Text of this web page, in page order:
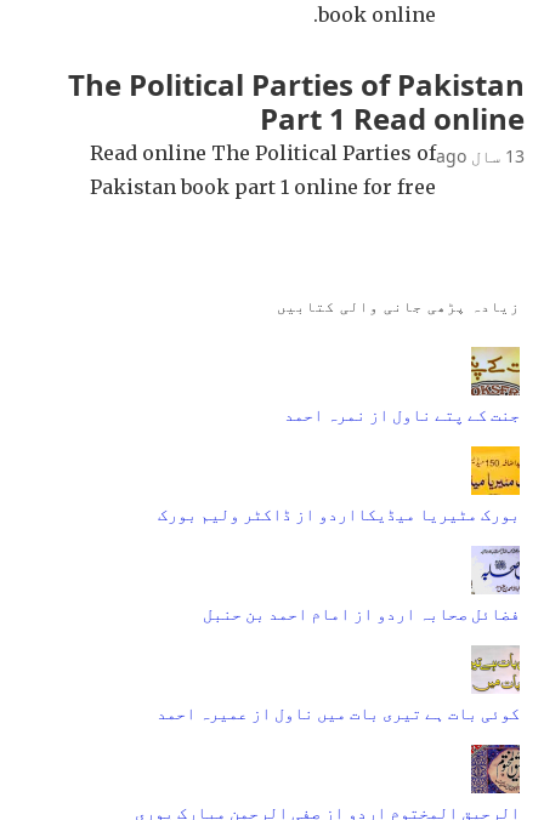
book online.
The Political Parties of Pakistan
Part 1 Read online
13 سال ago
Read online The Political Parties of
Pakistan book part 1 online for free
زیادہ پڑھی جانی والی کتابیں
جنت کے پتے ناول از نمرہ احمد
بورک مٹیریا میڈیکااردو از ڈاکٹر ولیم بورک
فضائل صحابہ اردو از امام احمد بن حنبل
کوئی بات ہے تیری بات میں ناول از عمیرہ احمد
الرحیق المختوم اردو از صفی الرحمن مبارک پوری